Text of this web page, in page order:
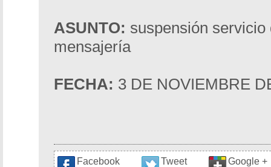
ASUNTO: suspensión
mensajería
FECHA: 3 DE NOVIEMBRE
Facebook Tweet Google +